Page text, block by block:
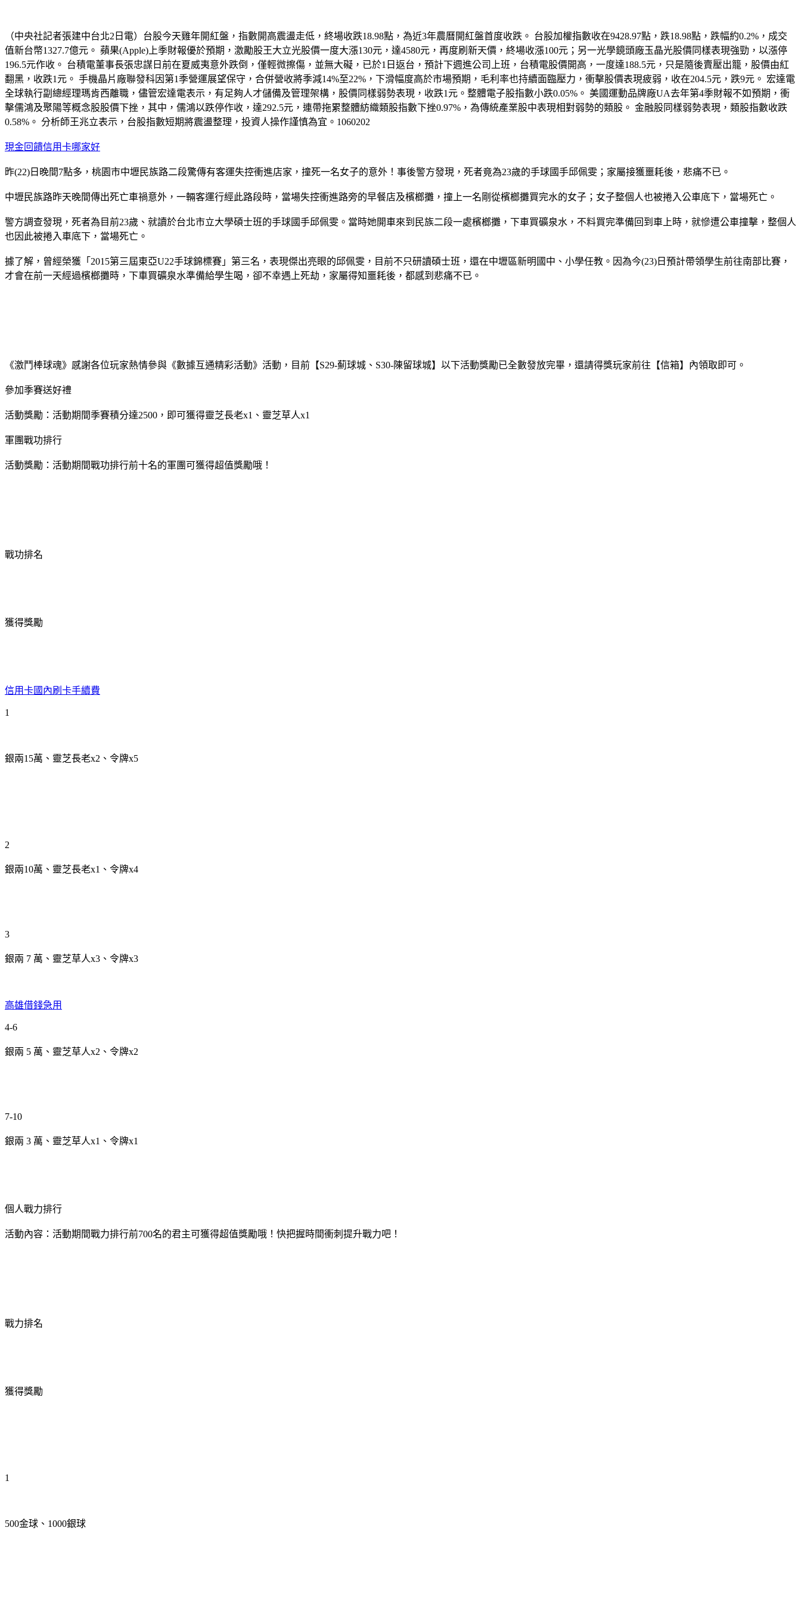
（中央社記者張建中台北2日電）台股今天雞年開紅盤，指數開高震盪走低，終場收跌18.98點，為近3年農曆開紅盤首度收跌。 台股加權指數收在9428.97點，跌18.98點，跌幅約0.2%，成交
值新台幣1327.7億元。 蘋果(Apple)上季財報優於預期，激勵股王大立光股價一度大漲130元，達4580元，再度刷新天價，終場收漲100元；另一光學鏡頭廠玉晶光股價同樣表現強勁，以漲停
196.5元作收。 台積電董事長張忠謀日前在夏威夷意外跌倒，僅輕微擦傷，並無大礙，已於1日返台，預計下週進公司上班，台積電股價開高，一度達188.5元，只是隨後賣壓出籠，股價由紅
翻黑，收跌1元。 手機晶片廠聯發科因第1季營運展望保守，合併營收將季減14%至22%，下滑幅度高於市場預期，毛利率也持續面臨壓力，衝擊股價表現疲弱，收在204.5元，跌9元。 宏達電
全球執行副總經理瑪肯西離職，儘管宏達電表示，有足夠人才儲備及管理架構，股價同樣弱勢表現，收跌1元。整體電子股指數小跌0.05%。 美國運動品牌廠UA去年第4季財報不如預期，衝
擊儒鴻及聚陽等概念股股價下挫，其中，儒鴻以跌停作收，達292.5元，連帶拖累整體紡織類股指數下挫0.97%，為傳統產業股中表現相對弱勢的類股。 金融股同樣弱勢表現，類股指數收跌
0.58%。 分析師王兆立表示，台股指數短期將震盪整理，投資人操作謹慎為宜。1060202
現金回饋信用卡哪家好
昨(22)日晚間7點多，桃園市中壢民族路二段驚傳有客運失控衝進店家，撞死一名女子的意外！事後警方發現，死者竟為23歲的手球國手邱佩雯；家屬接獲噩耗後，悲痛不已。
中壢民族路昨天晚間傳出死亡車禍意外，一輛客運行經此路段時，當場失控衝進路旁的早餐店及檳榔攤，撞上一名剛從檳榔攤買完水的女子；女子整個人也被捲入公車底下，當場死亡。
警方調查發現，死者為目前23歲、就讀於台北市立大學碩士班的手球國手邱佩雯。當時她開車來到民族二段一處檳榔攤，下車買礦泉水，不料買完準備回到車上時，就慘遭公車撞擊，整個人
也因此被捲入車底下，當場死亡。
據了解，曾經榮獲「2015第三屆東亞U22手球錦標賽」第三名，表現傑出亮眼的邱佩雯，目前不只研讀碩士班，還在中壢區新明國中、小學任教。因為今(23)日預計帶領學生前往南部比賽，
才會在前一天經過檳榔攤時，下車買礦泉水準備給學生喝，卻不幸遇上死劫，家屬得知噩耗後，都感到悲痛不已。
《激鬥棒球魂》感謝各位玩家熱情參與《數據互通精彩活動》活動，目前【S29-薊球城、S30-陳留球城】以下活動獎勵已全數發放完畢，還請得獎玩家前往【信箱】內領取即可。
參加季賽送好禮
活動獎勵：活動期間季賽積分達2500，即可獲得靈芝長老x1、靈芝草人x1
軍團戰功排行
活動獎勵：活動期間戰功排行前十名的軍團可獲得超值獎勵哦！
戰功排名
獲得獎勵
信用卡國內刷卡手續費
1
銀兩15萬、靈芝長老x2、令牌x5
2
銀兩10萬、靈芝長老x1、令牌x4
3
銀兩 7 萬、靈芝草人x3、令牌x3
高雄借錢急用
4-6
銀兩 5 萬、靈芝草人x2、令牌x2
7-10
銀兩 3 萬、靈芝草人x1、令牌x1
個人戰力排行
活動內容：活動期間戰力排行前700名的君主可獲得超值獎勵哦！快把握時間衝刺提升戰力吧！
戰力排名
獲得獎勵
1
500金球、1000銀球